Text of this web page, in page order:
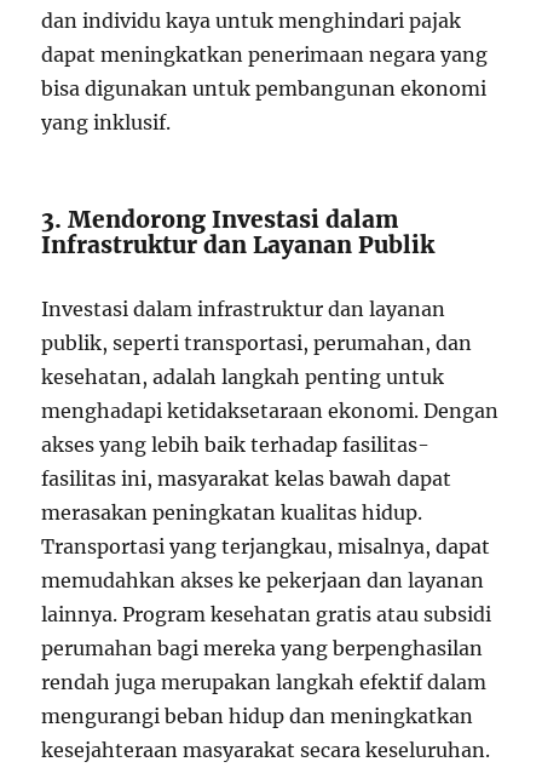
dan individu kaya untuk menghindari pajak
dapat meningkatkan penerimaan negara yang
bisa digunakan untuk pembangunan ekonomi
yang inklusif.
3. Mendorong Investasi dalam
Infrastruktur dan Layanan Publik
Investasi dalam infrastruktur dan layanan
publik, seperti transportasi, perumahan, dan
kesehatan, adalah langkah penting untuk
menghadapi ketidaksetaraan ekonomi. Dengan
akses yang lebih baik terhadap fasilitas-
fasilitas ini, masyarakat kelas bawah dapat
merasakan peningkatan kualitas hidup.
Transportasi yang terjangkau, misalnya, dapat
memudahkan akses ke pekerjaan dan layanan
lainnya. Program kesehatan gratis atau subsidi
perumahan bagi mereka yang berpenghasilan
rendah juga merupakan langkah efektif dalam
mengurangi beban hidup dan meningkatkan
kesejahteraan masyarakat secara keseluruhan.